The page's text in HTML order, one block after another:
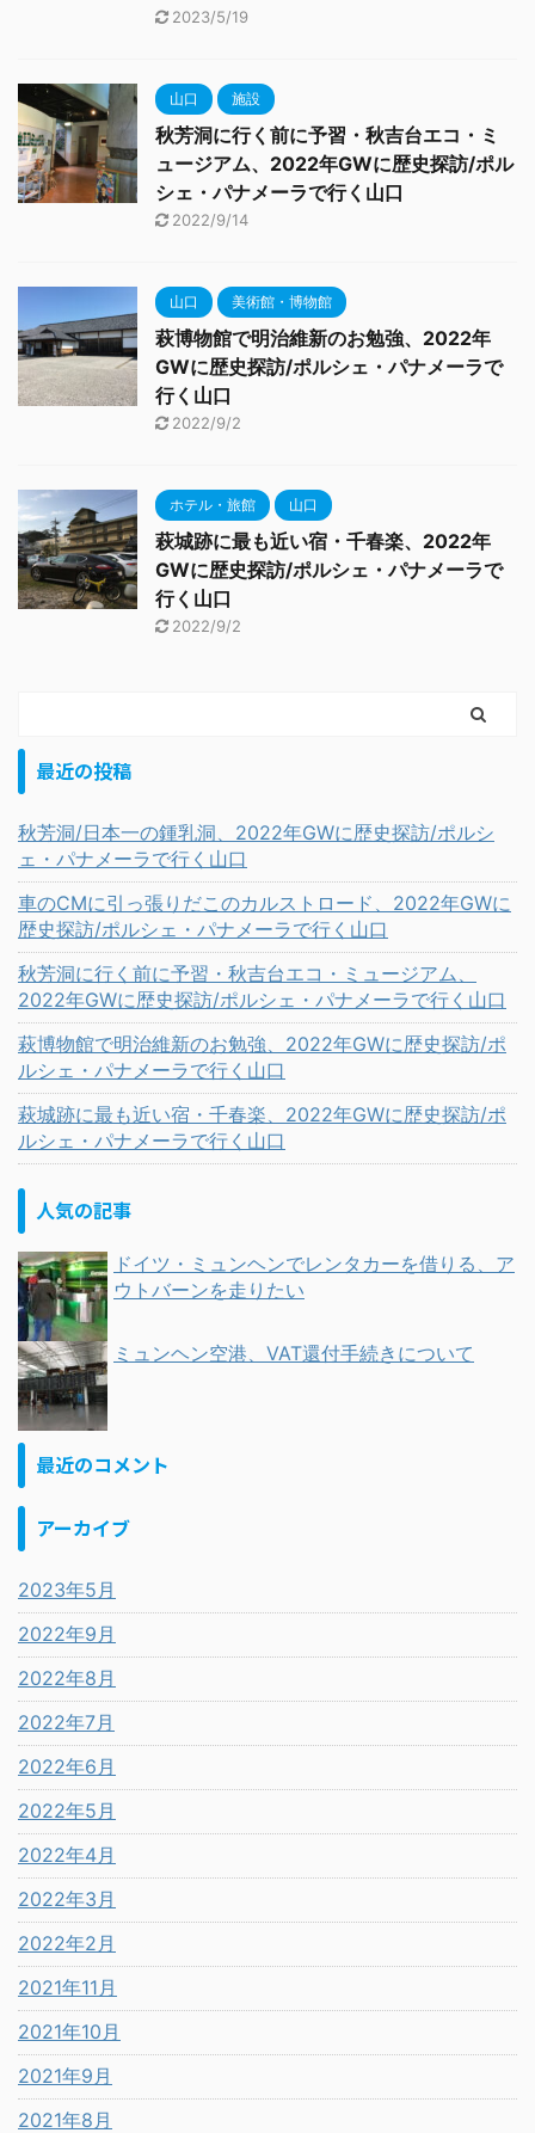
2023/5/19
山口 施設
秋芳洞に行く前に予習・秋吉台エコ・ミ
ュージアム、2022年GWに歴史探訪/ポル
シェ・パナメーラで行く山口
2022/9/14
山口 美術館・博物館
萩博物館で明治維新のお勉強、2022年
GWに歴史探訪/ポルシェ・パナメーラで
行く山口
2022/9/2
ホテル・旅館 山口
萩城跡に最も近い宿・千春楽、2022年
GWに歴史探訪/ポルシェ・パナメーラで
行く山口
2022/9/2
最近の投稿
秋芳洞/日本一の鍾乳洞、2022年GWに歴史探訪/ポルシ
ェ・パナメーラで行く山口
車のCMに引っ張りだこのカルストロード、2022年GWに
歴史探訪/ポルシェ・パナメーラで行く山口
秋芳洞に行く前に予習・秋吉台エコ・ミュージアム、
2022年GWに歴史探訪/ポルシェ・パナメーラで行く山口
萩博物館で明治維新のお勉強、2022年GWに歴史探訪/ポ
ルシェ・パナメーラで行く山口
萩城跡に最も近い宿・千春楽、2022年GWに歴史探訪/ポ
ルシェ・パナメーラで行く山口
人気の記事
ドイツ・ミュンヘンでレンタカーを借りる、ア
ウトバーンを走りたい
ミュンヘン空港、VAT還付手続きについて
最近のコメント
アーカイブ
2023年5月
2022年9月
2022年8月
2022年7月
2022年6月
2022年5月
2022年4月
2022年3月
2022年2月
2021年11月
2021年10月
2021年9月
2021年8月